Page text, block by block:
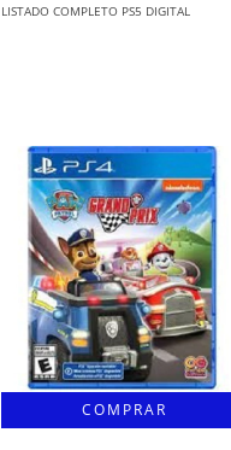
LISTADO COMPLETO PS5 DIGITAL